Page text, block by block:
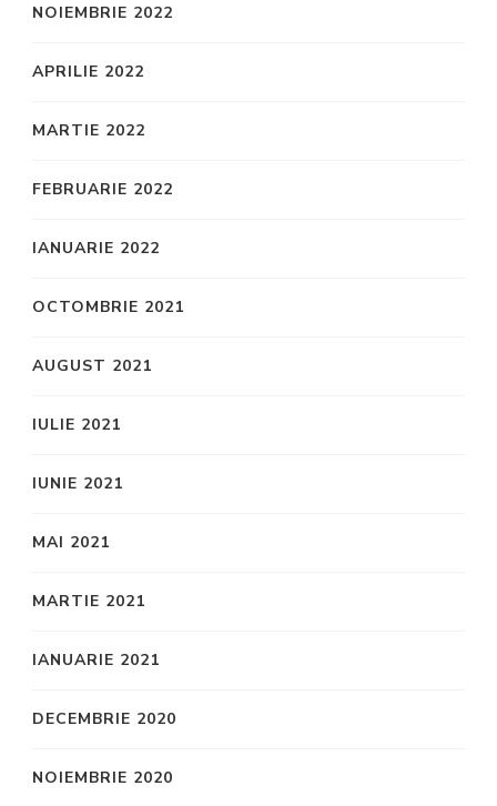
NOIEMBRIE 2022
APRILIE 2022
MARTIE 2022
FEBRUARIE 2022
IANUARIE 2022
OCTOMBRIE 2021
AUGUST 2021
IULIE 2021
IUNIE 2021
MAI 2021
MARTIE 2021
IANUARIE 2021
DECEMBRIE 2020
NOIEMBRIE 2020